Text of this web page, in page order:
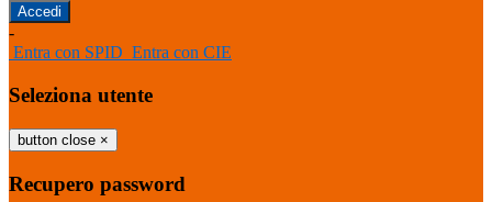
-
Entra con SPID Entra con CIE
Seleziona utente
button close ×
Recupero password